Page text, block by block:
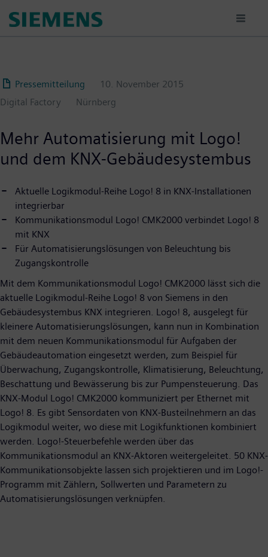
para
Pressemitteilung
10. November 2015
Digital Factory
Nürnberg
Mehr Automatisierung mit Logo!
und dem KNX-Gebäudesystembus
Aktuelle Logikmodul-Reihe Logo! 8 in KNX-Installationen
integrierbar
Kommunikationsmodul Logo! CMK2000 verbindet Logo! 8
mit KNX
Für Automatisierungslösungen von Beleuchtung bis
Zugangskontrolle
Mit dem Kommunikationsmodul Logo! CMK2000 lässt sich die
aktuelle Logikmodul-Reihe Logo! 8 von Siemens in den
Gebäudesystembus KNX integrieren. Logo! 8, ausgelegt für
kleinere Automatisierungslösungen, kann nun in Kombination
mit dem neuen Kommunikationsmodul für Aufgaben der
Gebäudeautomation eingesetzt werden, zum Beispiel für
Überwachung, Zugangskontrolle, Klimatisierung, Beleuchtung,
Beschattung und Bewässerung bis zur Pumpensteuerung. Das
KNX-Modul Logo! CMK2000 kommuniziert per Ethernet mit
Logo! 8. Es gibt Sensordaten von KNX-Busteilnehmern an das
Logikmodul weiter, wo diese mit Logikfunktionen kombiniert
werden. Logo!-Steuerbefehle werden über das
Kommunikationsmodul an KNX-Aktoren weitergeleitet. 50 KNX-
Kommunikationsobjekte lassen sich projektieren und im Logo!-
Programm mit Zählern, Sollwerten und Parametern zu
Automatisierungslösungen verknüpfen.